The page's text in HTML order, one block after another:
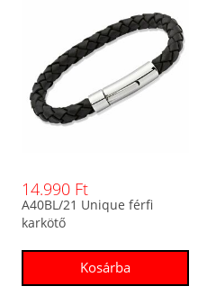
14.990 Ft
A40BL/21 Unique férfi
karkötő